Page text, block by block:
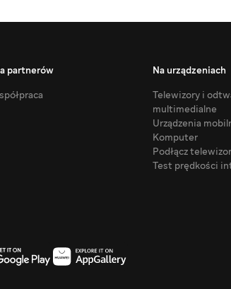
partnerów
Na urządzeniach
Telewizory i
multimedialne
Urządzenia
Komputer
Podłącz telewizor
Test prędkości